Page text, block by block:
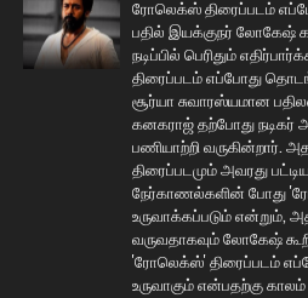
ரோலெக்ஸ் திரைப்படம்
பதில் இயக்குநர் லோகேஷ்
நடிப்பில் பெரிதும்
திரைப்படம் எப்போது
சூர்யா சுவாரஸ்யமான
கனகராஜ் தற்போது நடிகர்
பணியாற்றி வருகின்றார்.
திரைப்படமும் அவரது
நேர்காணல்களின் போது
உருவாக்கப்படும் என்றும்,
வருவதாகவும் லோகேஷ்
'ரோலெக்ஸ்' திரைப்படம்
உருவாகும் என்பதற்கு